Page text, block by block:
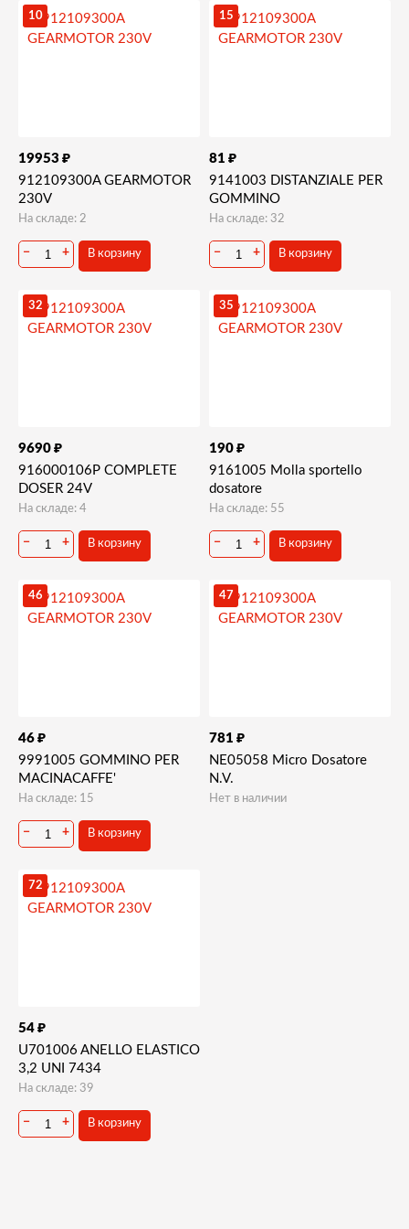
10
19953 ₽
912109300A GEARMOTOR
230V
На складе: 2
− + В корзину
15
81 ₽
9141003 DISTANZIALE PER
GOMMINO
На складе: 32
− + В корзину
32
9690 ₽
916000106P COMPLETE
DOSER 24V
На складе: 4
− + В корзину
35
190 ₽
9161005 Molla sportello
dosatore
На складе: 55
− + В корзину
46
46 ₽
9991005 GOMMINO PER
MACINACAFFE'
На складе: 15
− + В корзину
47
781 ₽
NE05058 Micro Dosatore
N.V.
Нет в наличии
72
54 ₽
U701006 ANELLO ELASTICO
3,2 UNI 7434
На складе: 39
− + В корзину